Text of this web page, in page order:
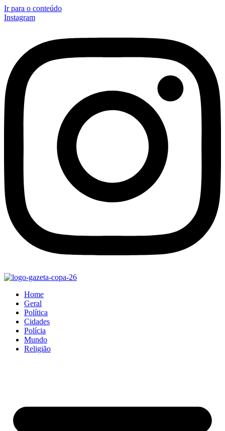
Ir para o conteúdo
Instagram
Home
Geral
Política
Cidades
Polícia
Mundo
Religião